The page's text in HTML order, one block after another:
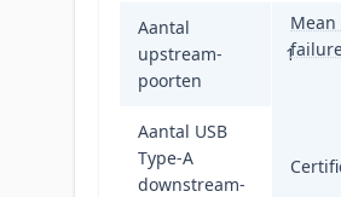
Aantal
upstream-
poorten
1
Aantal USB
Type-A
downstream-
4